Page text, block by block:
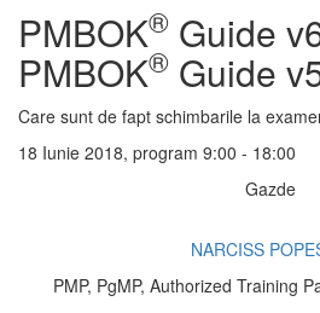
PMBOK® Guide
PMBOK® Guide
Care sunt de fapt schimbarile la
18 Iunie 2018, program 9:00 - 18:00
Gazde
NARCISS
PMP, PgMP, Authorized Training